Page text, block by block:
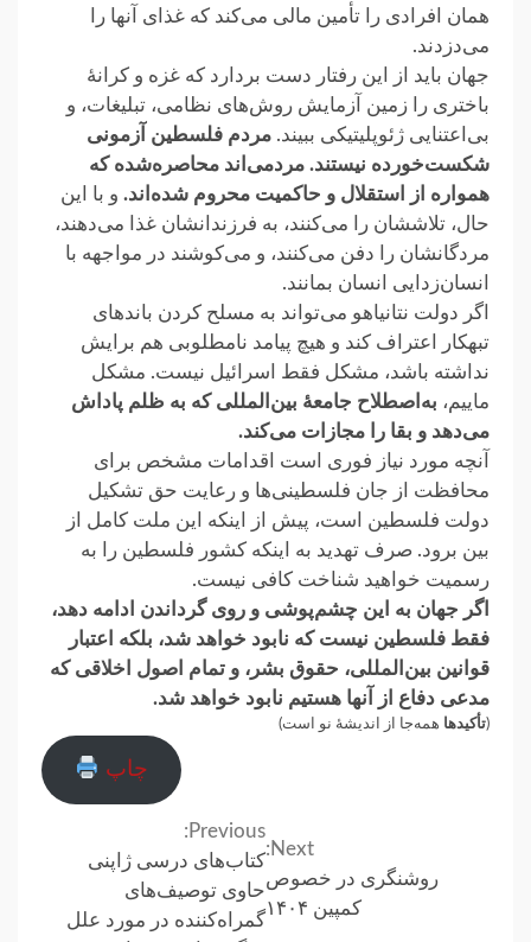
همان افرادی را تأمین مالی می‌کند که غذای آنها را
‏می‌دزدند.‏
جهان باید از این رفتار دست بردارد که غزه و کرانهٔ
باختری را زمین آزمایش روش‌های نظامی، ‏تبلیغات، و
بی‌اعتنایی ژئوپلیتیکی ببیند. مردم فلسطین آزمونی
شکست‌خورده نیستند. مردمی‌اند ‏محاصره‌شده که
همواره از استقلال و حاکمیت محروم شده‌اند. و با این
حال، تلاششان را می‌کنند، ‏به فرزندانشان غذا می‌دهند،
مردگانشان را دفن می‌کنند، و می‌کوشند در مواجهه با
انسان‌زدایی ‏انسان بمانند.‏
اگر دولت نتانیاهو می‌تواند به مسلح کردن باندهای
تبهکار اعتراف کند و هیچ پیامد نامطلوبی هم ‏برایش
نداشته باشد، مشکل فقط اسرائیل نیست. مشکل
ماییم، به‌اصطلاح جامعهٔ بین‌المللی که به ‏ظلم پاداش
می‌دهد و بقا را مجازات می‌کند.‏
آنچه مورد نیاز فوری است اقدامات مشخص برای
محافظت از جان فلسطینی‌ها و رعایت حق ‏تشکیل
دولت فلسطین است، پیش از اینکه این ملت کامل از
بین برود. صرف تهدید به اینکه کشور ‏فلسطین را به
رسمیت خواهید شناخت کافی نیست.‏
اگر جهان به این چشم‌پوشی و روی گرداندن ادامه دهد،
فقط فلسطین نیست که نابود خواهد شد، ‏بلکه اعتبار
قوانین بین‌المللی، حقوق بشر، و تمام اصول اخلاقی که
مدعی دفاع از آنها هستیم نابود ‏خواهد شد.‏
(تأکیدها همه‌جا از اندیشهٔ نو است)
چاپ
Reading
Previous:
کتاب‌های درسی ژاپنی
حاوی توصیف‌های
گمراه‌‌کننده در مورد علل
Next:
روشنگری در خصوص
کمپین ۱۴۰۴